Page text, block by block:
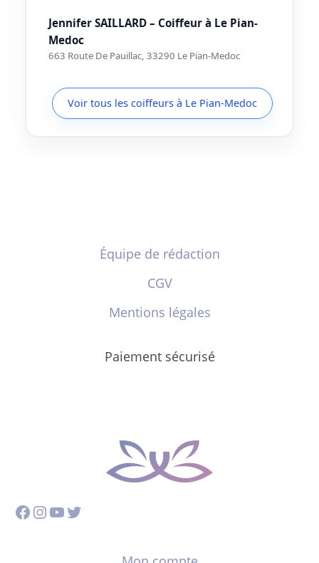
Jennifer SAILLARD – Coiffeur à Le Pian-
Medoc
663 Route De Pauillac, 33290 Le Pian-Medoc
Voir tous les coiffeurs à Le Pian-Medoc
Équipe de rédaction
CGV
Mentions légales
Paiement sécurisé
Facebook
Instagram
YouTube
Twitter